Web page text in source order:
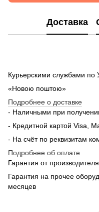
Доставка
Курьерскими службами по
«Новою поштою»
Подробнее о доставке
- Наличными при
- Кредитной картой Visa,
- На счёт по реквизитам
Подробнее об оплате
Гарантия от
Гарантия на прочее
месяцев